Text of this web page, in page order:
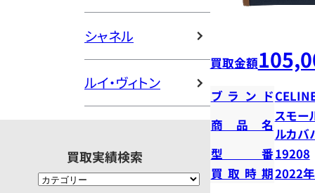
シャネル
ルイ・ヴィトン
買取実績検索
買取金額
ブランド
商品名
スモー
ルカバ
型番19208
買取時期2022